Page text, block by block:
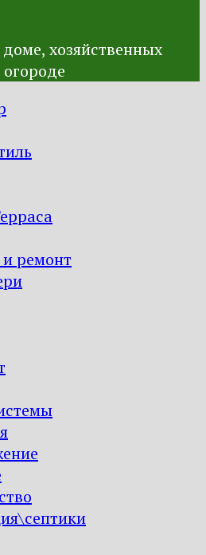
хозяйственных
и ремонт